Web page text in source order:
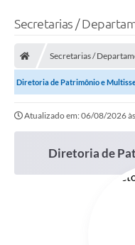
Secretarias /
Secretarias /
Diretoria de Patrimônio e
Atualizado em: 06/08/2026
Diretoria de